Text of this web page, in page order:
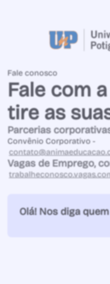
Fale conosco
Fale com
tire as
Parcerias
Convênio Corporativo -
Vagas de Emprego,
Olá! Nos diga